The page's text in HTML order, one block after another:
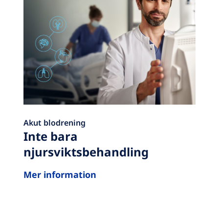
Akut blodrening
Inte bara
njursviktsbehandling
Mer information